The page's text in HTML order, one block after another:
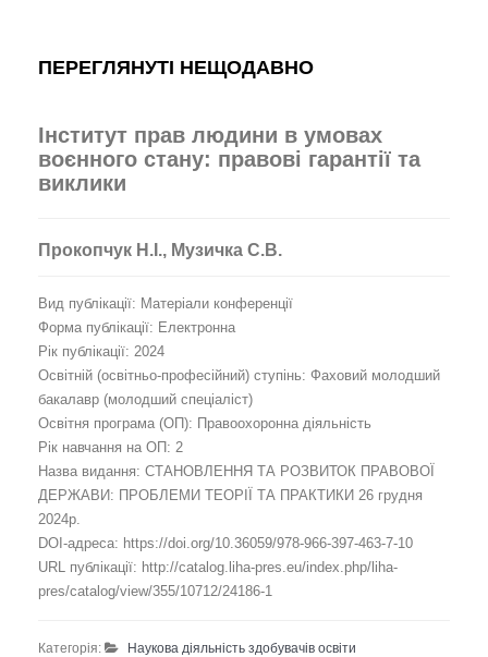
ПЕРЕГЛЯНУТІ НЕЩОДАВНО
Інститут прав людини в умовах
воєнного стану: правові гарантії та
виклики
Прокопчук Н.І., Музичка С.В.
Вид публікації: Матеріали конференції
Форма публікації: Електронна
Рік публікації: 2024
Освітній (освітньо-професійний) ступінь: Фаховий молодший
бакалавр (молодший спеціаліст)
Освітня програма (ОП): Правоохоронна діяльність
Рік навчання на ОП: 2
Назва видання: СТАНОВЛЕННЯ ТА РОЗВИТОК ПРАВОВОЇ
ДЕРЖАВИ: ПРОБЛЕМИ ТЕОРІЇ ТА ПРАКТИКИ 26 грудня
2024р.
DOI-адреса: https://doi.org/10.36059/978-966-397-463-7-10
URL публікації: http://catalog.liha-pres.eu/index.php/liha-
pres/catalog/view/355/10712/24186-1
Категорія: Наукова діяльність здобувачів освіти